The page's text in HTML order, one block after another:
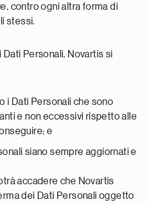
contro ogni altra forma di
stessi.
Dati Personali, Novartis si
i Dati Personali che sono
e non eccessivi rispetto alle
e
siano sempre aggiornati e
accadere che Novartis
dei Dati Personali oggetto